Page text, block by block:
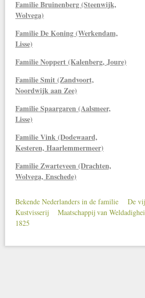
Familie Bruinenberg (Steenwijk,
Wolvega)
Familie De Koning (Werkendam,
Lisse)
Familie Noppert (Kalenberg, Joure)
Familie Smit (Zandvoort,
Noordwijk aan Zee)
Familie Spaargaren (Aalsmeer,
Lisse)
Familie Vink (Dodewaard,
Kesteren, Haarlemmermeer)
Familie Zwarteveen (Drachten,
Wolvega, Enschede)
Secondary menu
Bekende Nederlanders in de familie De
Kustvisserij
Maatschappij van
1825